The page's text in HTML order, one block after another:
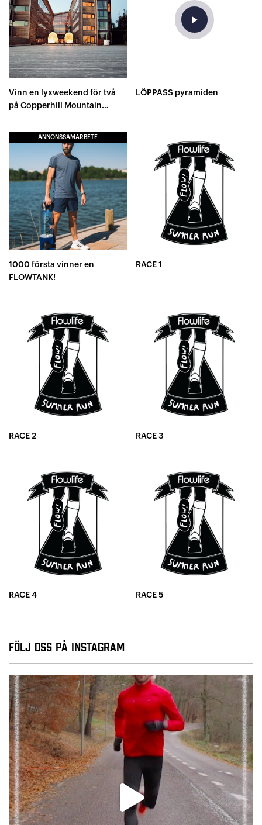
Vinn en lyxweekend för två
på Copperhill Mountain
play_arrow
LÖPPASS pyramiden
ANNONSSAMARBETE
1000 första vinner en
FLOWTANK!
RACE 1
RACE 2 RACE 3
RACE 4 RACE 5
Följ oss på Instagram